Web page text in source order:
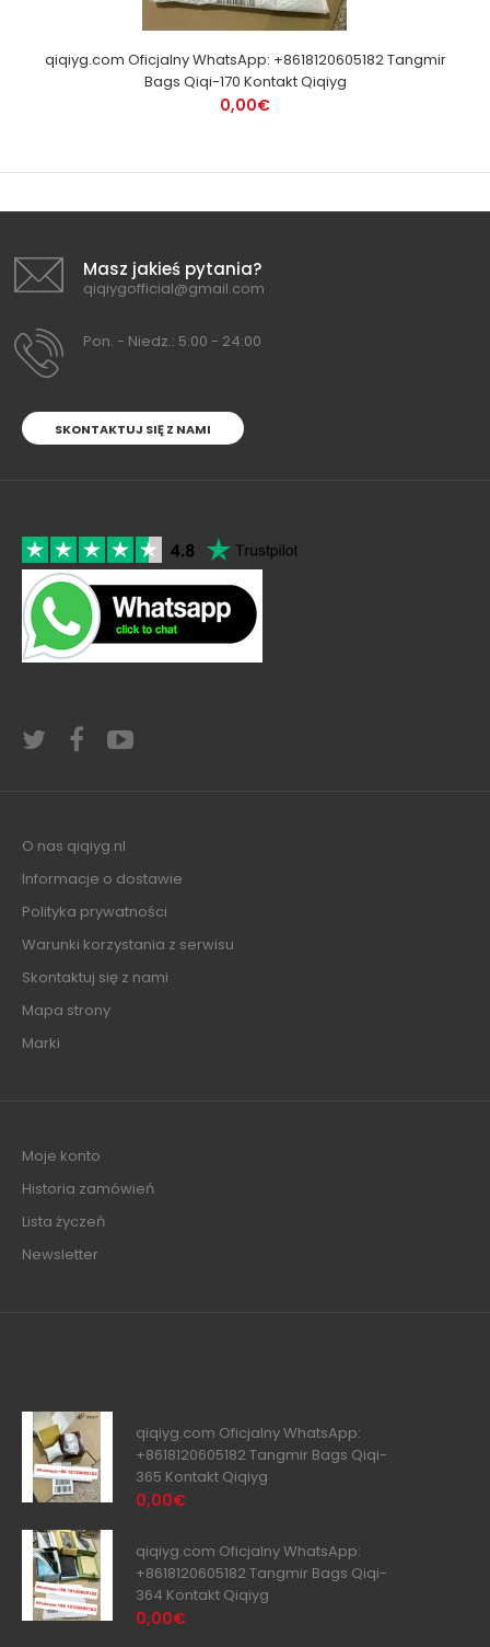
qiqiyg.com Oficjalny WhatsApp: +8618120605182 Tangmir
Bags Qiqi-170 Kontakt Qiqiyg
0,00€
Masz jakieś pytania?
qiqiygofficial@gmail.com
Pon. - Niedz.: 5:00 - 24:00
SKONTAKTUJ SIĘ Z NAMI
O nas qiqiyg.nl
Informacje o dostawie
Polityka prywatności
Warunki korzystania z serwisu
Skontaktuj się z nami
Mapa strony
Marki
Moje konto
Historia zamówień
Lista życzeń
Newsletter
qiqiyg.com Oficjalny WhatsApp:
+8618120605182 Tangmir Bags Qiqi-
365 Kontakt Qiqiyg
0,00€
qiqiyg.com Oficjalny WhatsApp:
+8618120605182 Tangmir Bags Qiqi-
364 Kontakt Qiqiyg
0,00€